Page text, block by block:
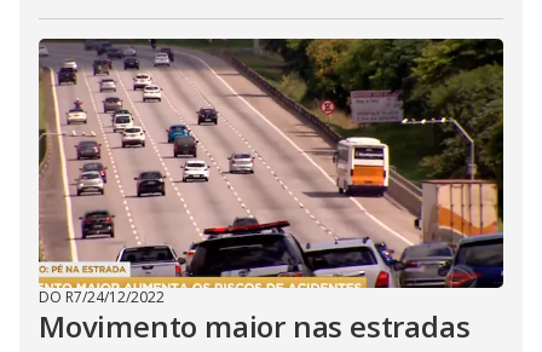
DO R7/24/12/2022
Movimento maior nas estradas